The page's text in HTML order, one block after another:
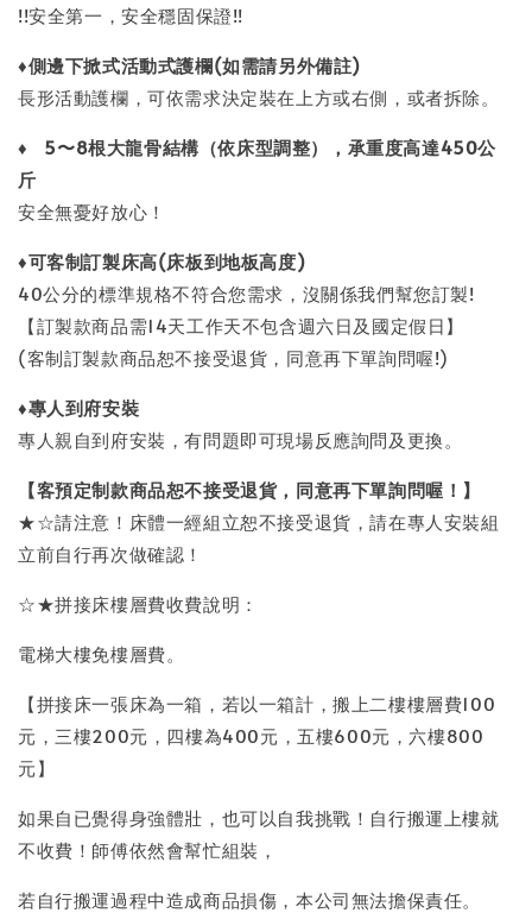
!!安全第一，安全穩固保證!!
♦側邊下掀式活動式護欄(如需請另外備註)
長形活動護欄，可依需求決定裝在上方或右側，或者拆除。
♦ 5〜8根大龍骨結構（依床型調整），承重度高達450公
斤
安全無憂好放心！
♦可客制訂製床高(床板到地板高度)
40公分的標準規格不符合您需求，沒關係我們幫您訂製!
【訂製款商品需14天工作天不包含週六日及國定假日】
(客制訂製款商品恕不接受退貨，同意再下單詢問喔!)
♦專人到府安裝
專人親自到府安裝，有問題即可現場反應詢問及更換。
【客預定制款商品恕不接受退貨，同意再下單詢問喔！】
★☆請注意！床體一經組立恕不接受退貨，請在專人安裝組
立前自行再次做確認！
☆★拼接床樓層費收費說明：
電梯大樓免樓層費。
【拼接床一張床為一箱，若以一箱計，搬上二樓樓層費100
元，三樓200元，四樓為400元，五樓600元，六樓800
元】
如果自已覺得身強體壯，也可以自我挑戰！自行搬運上樓就
不收費！師傅依然會幫忙組裝，
若自行搬運過程中造成商品損傷，本公司無法擔保責任。